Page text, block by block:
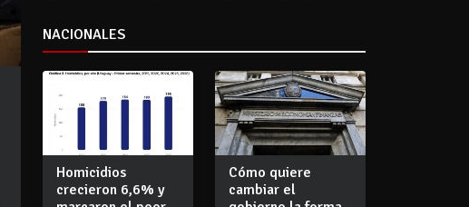
NACIONALES
Homicidios
crecieron 6,6% y
Cómo quiere
cambiar el